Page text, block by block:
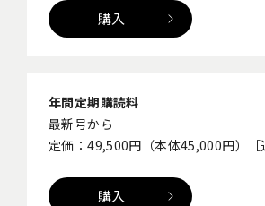
購入
年間定期購読料
最新号から
定価：49,500円（本体45,000円）［
購入